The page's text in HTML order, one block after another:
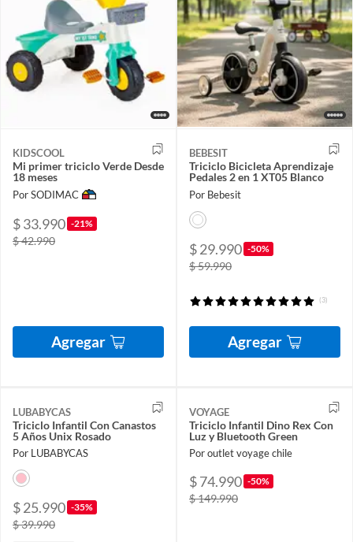
KIDSCOOL
Mi primer triciclo Verde Desde
18 meses
Por SODIMAC
$ 33.990 -21%
$ 42.990
Agregar
BEBESIT
Triciclo Bicicleta Aprendizaje
Pedales 2 en 1 XT05 Blanco
Por Bebesit
$ 29.990 -50%
$ 59.990
(3)
Agregar
LUBABYCAS
Triciclo Infantil Con Canastos
5 Años Unix Rosado
Por LUBABYCAS
$ 25.990 -35%
$ 39.990
VOYAGE
Triciclo Infantil Dino Rex Con
Luz y Bluetooth Green
Por outlet voyage chile
$ 74.990 -50%
$ 149.990